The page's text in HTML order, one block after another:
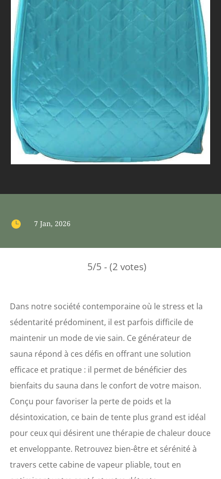
 7 Jan, 2026
5/5 - (2 votes)
Dans notre société contemporaine où le stress et la
sédentarité prédominent, il est parfois difficile de
maintenir un mode de vie sain. Ce générateur de
sauna répond à ces défis en offrant une solution
efficace et pratique : il permet de bénéficier des
bienfaits du sauna dans le confort de votre maison.
Conçu pour favoriser la perte de poids et la
désintoxication, ce bain de tente plus grand est idéal
pour ceux qui désirent une thérapie de chaleur douce
et enveloppante. Retrouvez bien-être et sérénité à
travers cette cabine de vapeur pliable, tout en